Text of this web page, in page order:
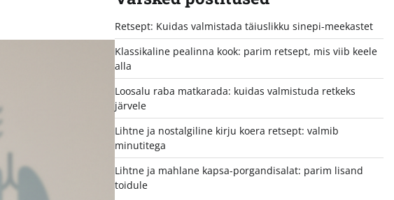
Retsept: Kuidas valmistada täiuslikku sinepi-meekastet
Klassikaline pealinna kook: parim retsept, mis viib keele
alla
Loosalu raba matkarada: kuidas valmistuda retkeks
järvele
Lihtne ja nostalgiline kirju koera retsept: valmib
minutitega
Lihtne ja mahlane kapsa-porgandisalat: parim lisand
toidule